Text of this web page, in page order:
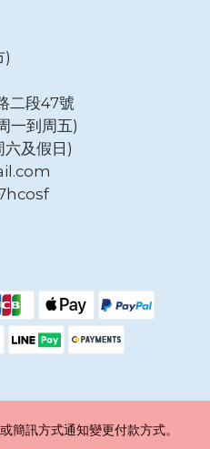
)
二段47號
一到周五)
假日)
簡訊方式通知變更付款方式。